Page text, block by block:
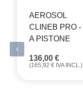
AEROSOL
CLINEB PRO -
A PISTONE
136,00 €
(165,92 € IVA INCL.)